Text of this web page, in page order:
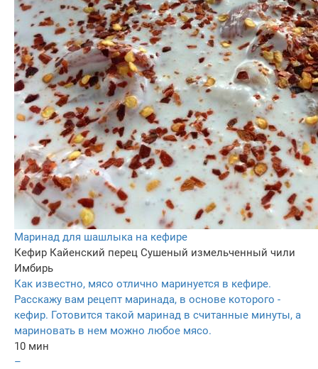
Маринад для шашлыка на кефире
Кефир Кайенский перец Сушеный измельченный чили
Имбирь
Как известно, мясо отлично маринуется в кефире.
Расскажу вам рецепт маринада, в основе которого -
кефир. Готовится такой маринад в считанные минуты, а
мариновать в нем можно любое мясо.
10 мин
–